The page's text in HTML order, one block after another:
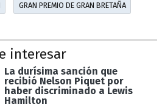
GRAN PREMIO DE GRAN BRETAÑA
interesar
La durísima sanción que
recibió Nelson Piquet por
haber discriminado a Lewis
Hamilton